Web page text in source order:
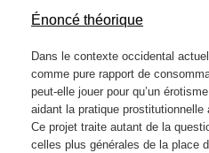
Énoncé théorique
Dans le contexte occidental
comme pure rapport de
peut-elle jouer pour qu’un
aidant la pratique
Ce projet traite autant de la
celles plus générales de la place